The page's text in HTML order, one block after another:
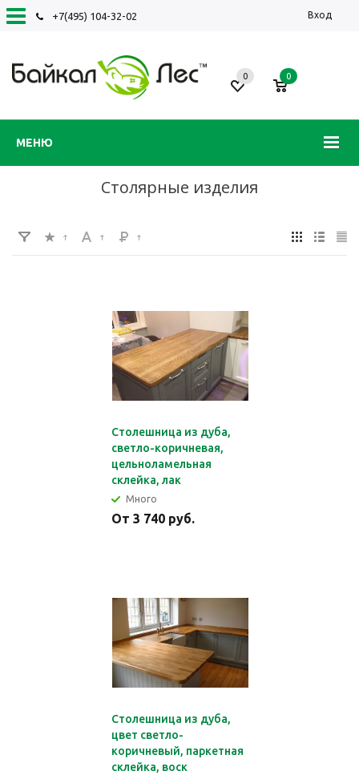
+7(495) 104-32-02 Вход
МЕНЮ
0 0
Столярные изделия
Столешница из дуба,
светло-коричневая,
цельноламельная
склейка, лак
Много
От 3 740 руб.
Столешница из дуба,
цвет светло-
коричневый, паркетная
склейка, воск